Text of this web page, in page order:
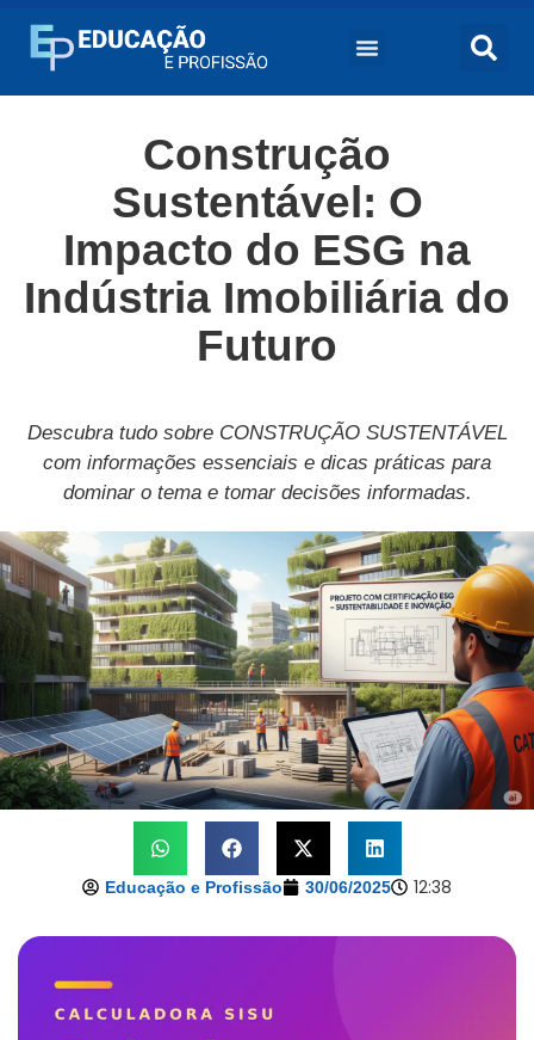
Construção
Sustentável: O
Impacto do ESG na
Indústria Imobiliária do
Futuro
Descubra tudo sobre CONSTRUÇÃO SUSTENTÁVEL
com informações essenciais e dicas práticas para
dominar o tema e tomar decisões informadas.
Educação e Profissão 30/06/2025 12:38